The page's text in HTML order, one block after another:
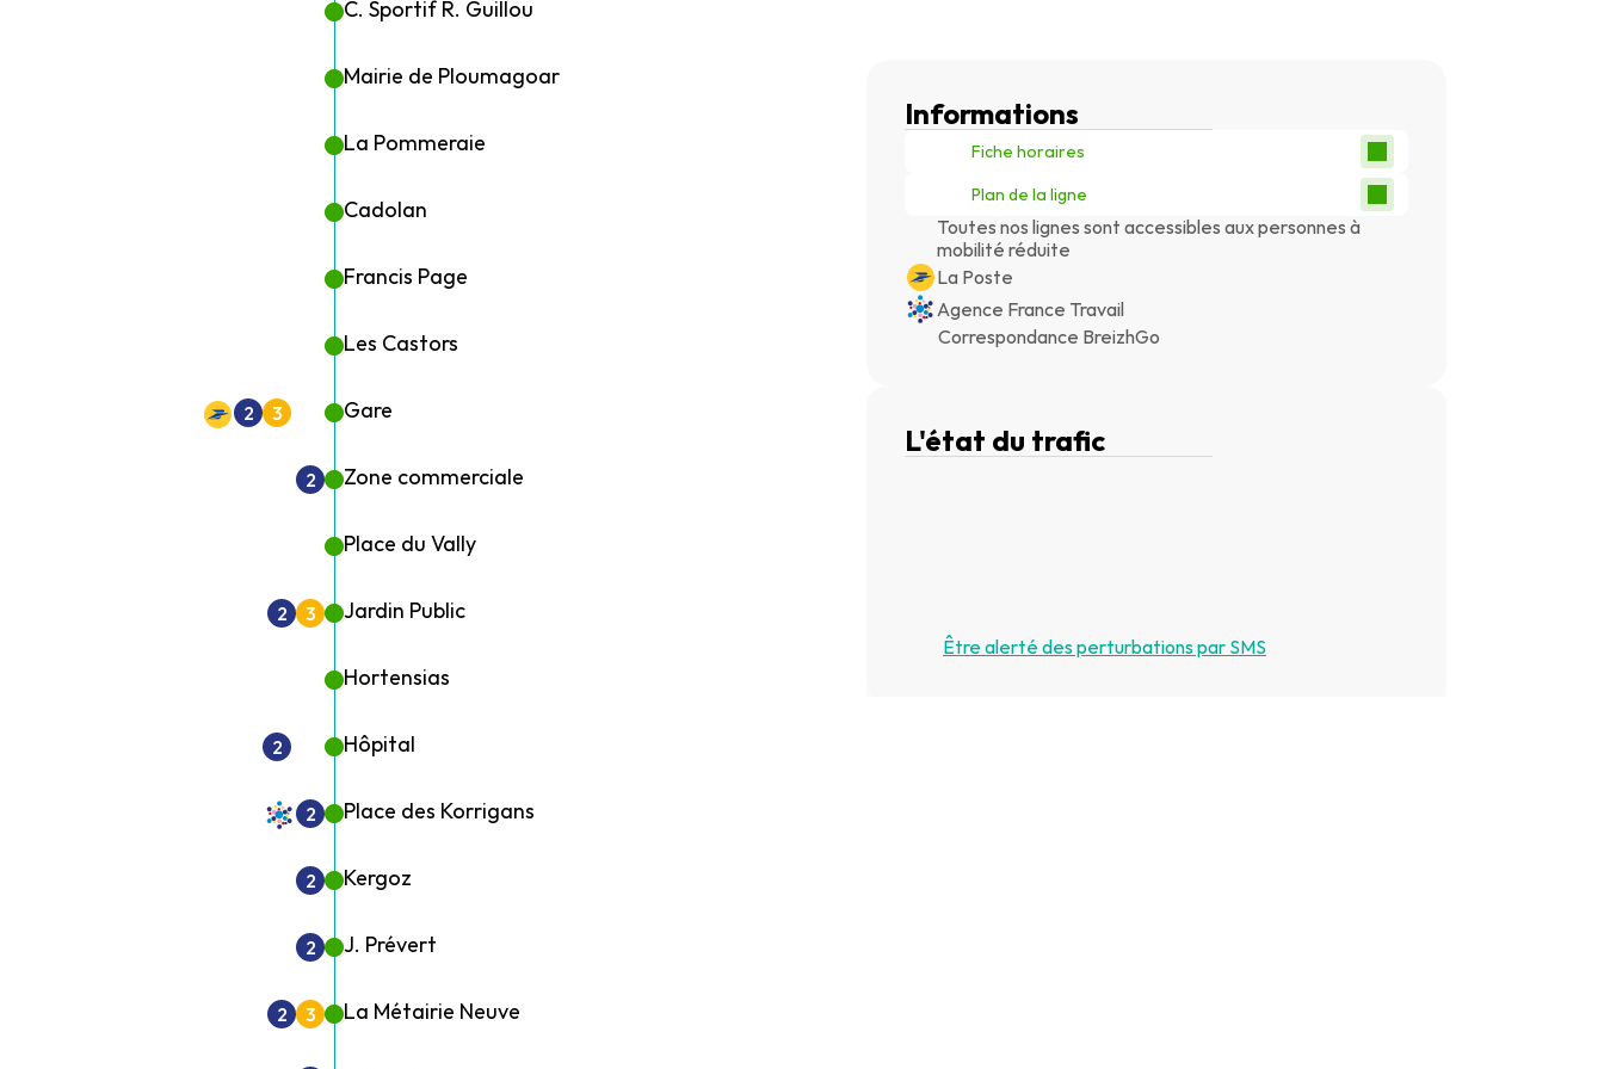
2 3
2
2 3
2
2
2
2
2 3
C. Sportif R. Guillou
Mairie de Ploumagoar
La Pommeraie
Cadolan
Francis Page
Les Castors
Gare
Zone commerciale
Place du Vally
Jardin Public
Hortensias
Hôpital
Place des Korrigans
Kergoz
J. Prévert
La Métairie Neuve
Informations
Fiche horaires
Plan de la ligne
Toutes nos lignes sont accessibles aux personnes à
mobilité réduite
La Poste
Agence France Travail
Correspondance BreizhGo
L'état du trafic
Être alerté des perturbations par SMS